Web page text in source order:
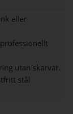
eller
utan skarvar.
stål